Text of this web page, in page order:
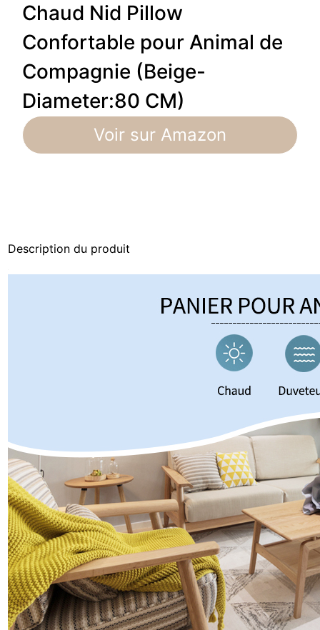
Chaud Nid Pillow
Confortable pour Animal de
Compagnie (Beige-
Diameter:80 CM)
Voir sur Amazon
Description du produit